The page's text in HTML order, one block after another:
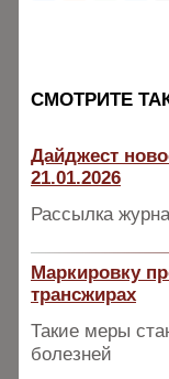
CМОТРИТЕ
Дайджест
21.01.2026
Рассылка
Маркировку
трансжирах
Такие меры
болезней